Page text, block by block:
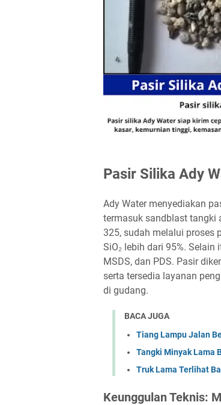
Pasir Silika Ady
Ady Water menyediakan
termasuk sandblast tangki
325, sudah melalui proses
SiO₂ lebih dari 95%.
MSDS, dan PDS. Pasir
serta tersedia layanan
di gudang.
BACA JUGA
Tiang Lampu Jalan
Tangki Minyak Lama
Truk Lama Terlihat
Keunggulan Teknis: